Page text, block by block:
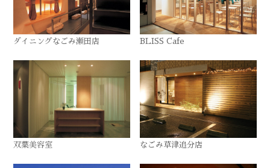
ダイニングなごみ瀬田店 BLISS Cafe
双葉美容室 なごみ草津追分店